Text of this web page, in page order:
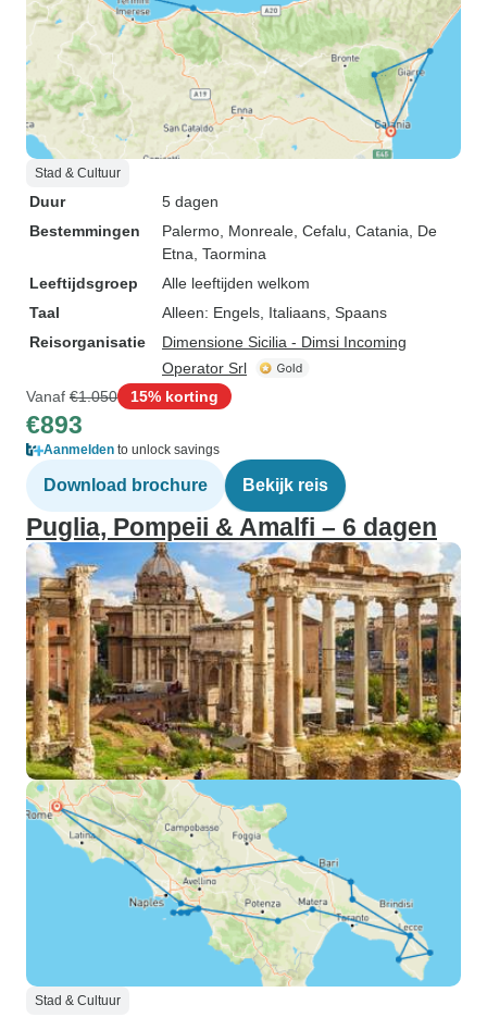
Stad & Cultuur
Duur
5 dagen
Bestemmingen
Palermo , Monreale , Cefalu , Catania , De
Etna , Taormina
Leeftijdsgroep
Alle leeftijden welkom
Taal
Alleen: Engels, Italiaans, Spaans
Reisorganisatie
Dimensione Sicilia - Dimsi Incoming
Operator Srl
Vanaf €1.050 15% korting
€893
Aanmelden to unlock savings
Download brochure Bekijk reis
Puglia, Pompeii & Amalfi – 6 dagen
Stad & Cultuur